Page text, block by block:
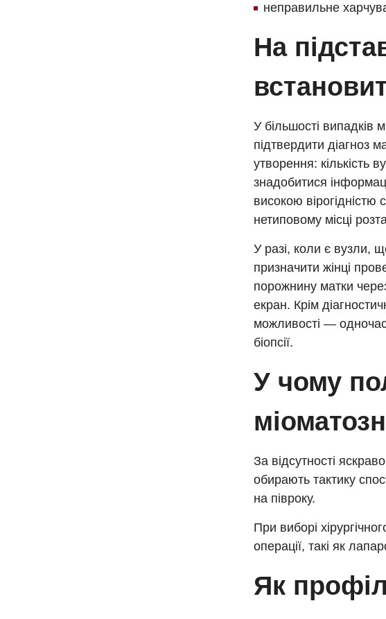
неправильне
На
У більшості випадків
підтвердити діагноз
утворення: кількість
знадобитися
високою вірогідністю
нетиповому місці
У разі, коли є вузли,
призначити жінці
порожнину матки
екран. Крім
можливості —
біопсії.
У чому
За відсутності
обирають тактику
на півроку.
При виборі
операції, такі як
Як